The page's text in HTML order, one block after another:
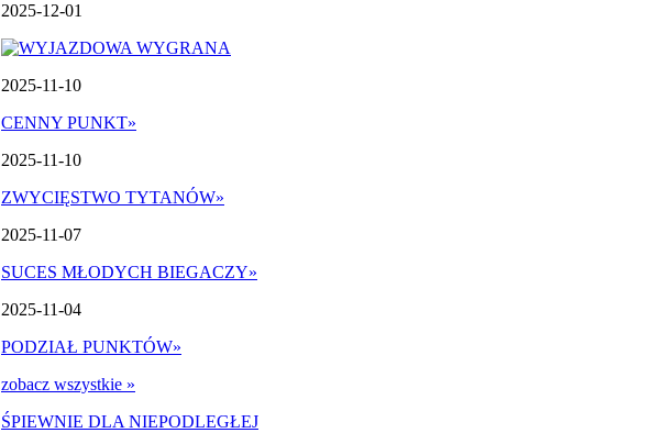
2025-12-01
2025-11-10
CENNY PUNKT»
2025-11-10
ZWYCIĘSTWO TYTANÓW»
2025-11-07
SUCES MŁODYCH BIEGACZY»
2025-11-04
PODZIAŁ PUNKTÓW»
zobacz wszystkie »
ŚPIEWNIE DLA NIEPODLEGŁEJ